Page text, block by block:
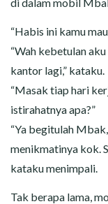
“Habis ini kamu
“Wah kebetulan
kantor lagi,” kataku.
“Masak tiap hari
istirahatnya apa?”
“Ya begitulah
menikmatinya kok.
kataku menimpali.
Tak berapa lama,